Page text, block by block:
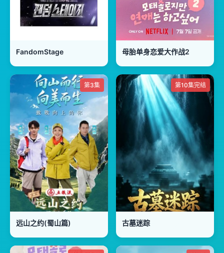
FandomStage 母胎单身恋爱大作战2
第3集
远山之约(蜀山篇)
第10集完结
古墓迷踪